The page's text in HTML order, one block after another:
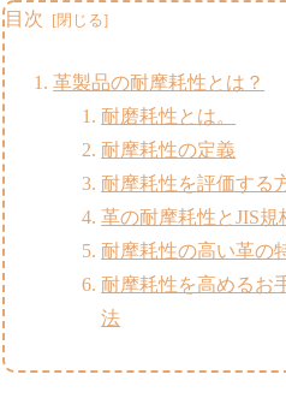
目次
革製品の耐摩耗性とは？
耐磨耗性とは。
耐摩耗性の定義
耐摩耗性を評価する
革の耐摩耗性とJIS規
耐摩耗性の高い革の
耐摩耗性を高めるお
法